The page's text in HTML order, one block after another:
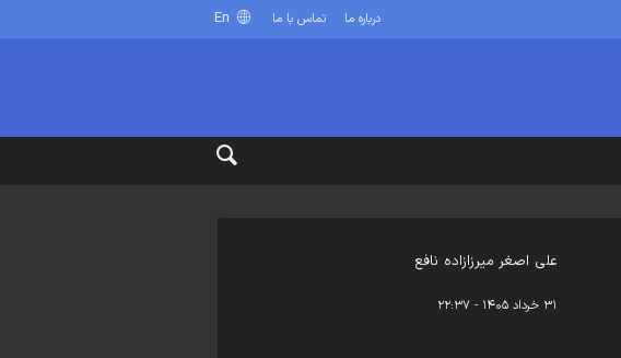
درباره ما تماس با ما
علی اصغر میرزازاده نافع
۳۱ خرداد ۱۴۰۵ - ۲۲:۳۷